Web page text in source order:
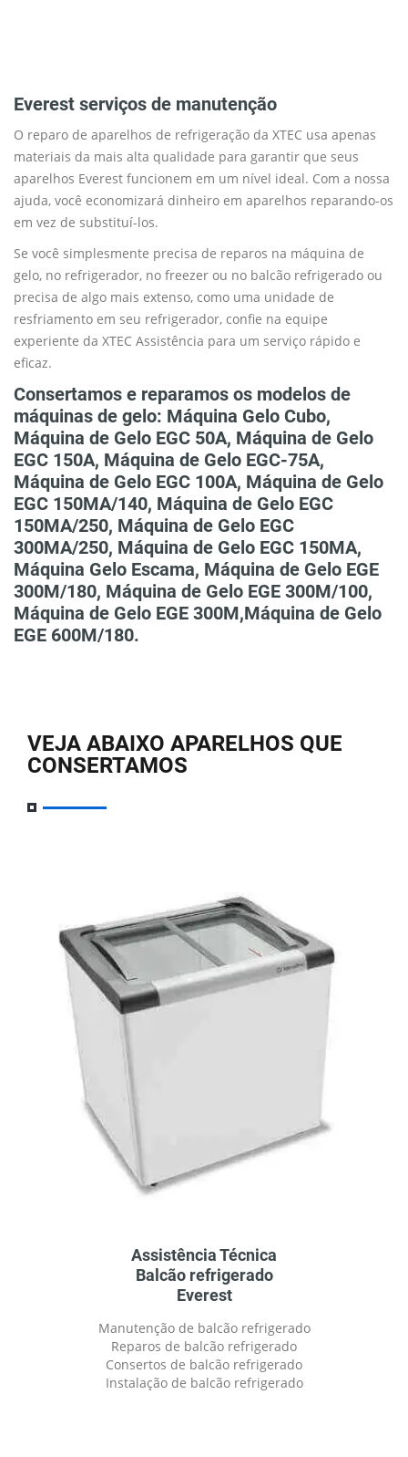
Everest serviços de manutenção
O reparo de aparelhos de refrigeração da XTEC usa apenas
materiais da mais alta qualidade para garantir que seus
aparelhos Everest funcionem em um nível ideal. Com a nossa
ajuda, você economizará dinheiro em aparelhos reparando-os
em vez de substituí-los.
Se você simplesmente precisa de reparos na máquina de
gelo, no refrigerador, no freezer ou no balcão refrigerado ou
precisa de algo mais extenso, como uma unidade de
resfriamento em seu refrigerador, confie na equipe
experiente da XTEC Assistência para um serviço rápido e
eficaz.
Consertamos e reparamos os modelos de
máquinas de gelo: Máquina Gelo Cubo,
Máquina de Gelo EGC 50A, Máquina de Gelo
EGC 150A, Máquina de Gelo EGC-75A,
Máquina de Gelo EGC 100A, Máquina de Gelo
EGC 150MA/140, Máquina de Gelo EGC
150MA/250, Máquina de Gelo EGC
300MA/250, Máquina de Gelo EGC 150MA,
Máquina Gelo Escama, Máquina de Gelo EGE
300M/180, Máquina de Gelo EGE 300M/100,
Máquina de Gelo EGE 300M,Máquina de Gelo
EGE 600M/180.
VEJA ABAIXO APARELHOS QUE
CONSERTAMOS
Assistência Técnica
Balcão refrigerado
Everest
Manutenção de balcão refrigerado
Reparos de balcão refrigerado
Consertos de balcão refrigerado
Instalação de balcão refrigerado